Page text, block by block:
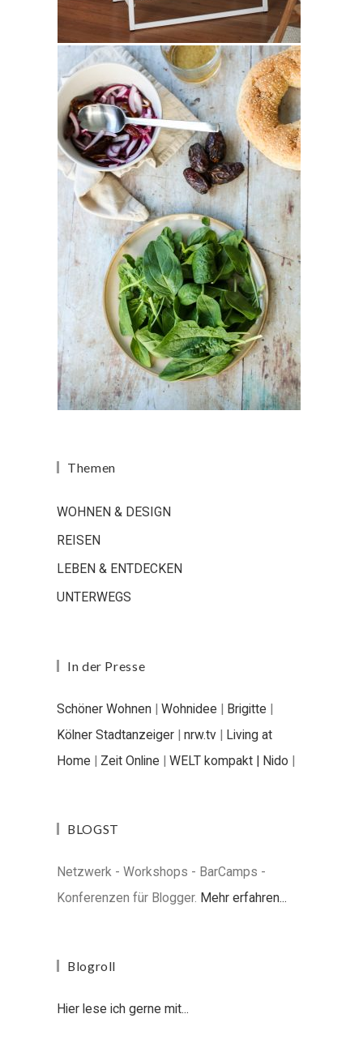
Themen
WOHNEN & DESIGN
REISEN
LEBEN & ENTDECKEN
UNTERWEGS
In der Presse
Schöner Wohnen | Wohnidee | Brigitte |
Kölner Stadtanzeiger | nrw.tv | Living at
Home | Zeit Online | WELT kompakt | Nido |
BLOGST
Netzwerk - Workshops - BarCamps -
Konferenzen für Blogger. Mehr erfahren...
Blogroll
Hier lese ich gerne mit...